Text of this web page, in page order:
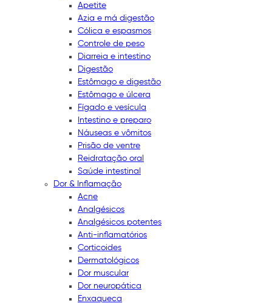
Apetite
Azia e má digestão
Cólica e espasmos
Controle de peso
Diarreia e intestino
Digestão
Estômago e digestão
Estômago e úlcera
Fígado e vesícula
Intestino e preparo
Náuseas e vômitos
Prisão de ventre
Reidratação oral
Saúde intestinal
Dor & Inflamação
Acne
Analgésicos
Analgésicos potentes
Anti-inflamatórios
Corticoides
Dermatológicos
Dor muscular
Dor neuropática
Enxaqueca